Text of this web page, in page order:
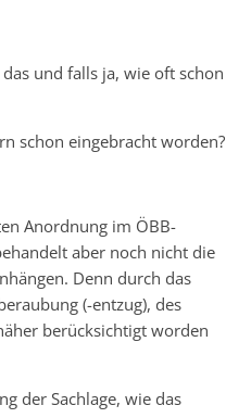
und falls ja, wie oft schon
schon eingebracht worden?
Anordnung im ÖBB-
aber noch nicht die
Denn durch das
(-entzug), des
berücksichtigt worden
der Sachlage, wie das